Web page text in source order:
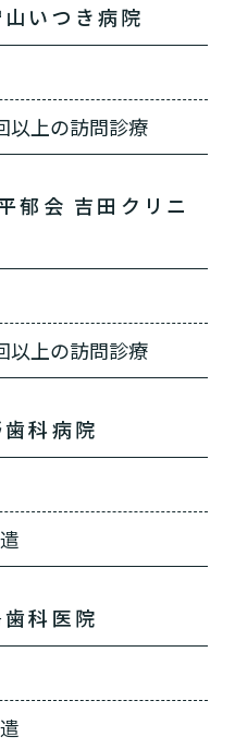
いつき病院
以上の訪問診療
郁会 吉田クリニ
以上の訪問診療
科病院
科医院